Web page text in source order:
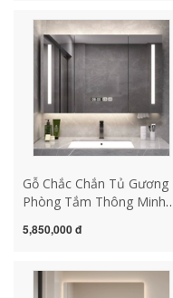
minh 900 tùy chỉnh cao
một mình tủ gương phòng
tắm caesar gương tủ
phòng tắm
Gỗ Chắc Chắn Tủ Gương
Phòng Tắm Thông Minh
Gương Phòng Tắm Vệ
Khóa tủ gương treo phòng
tắm tủ gương nhà tắm
5,850,000 đ